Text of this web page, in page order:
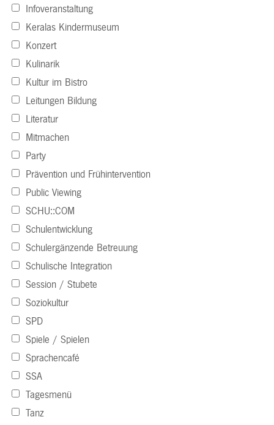
Infoveranstaltung
Keralas Kindermuseum
Konzert
Kulinarik
Kultur im Bistro
Leitungen Bildung
Literatur
Mitmachen
Party
Prävention und Frühintervention
Public Viewing
SCHU::COM
Schulentwicklung
Schulergänzende Betreuung
Schulische Integration
Session / Stubete
Soziokultur
SPD
Spiele / Spielen
Sprachencafé
SSA
Tagesmenü
Tanz